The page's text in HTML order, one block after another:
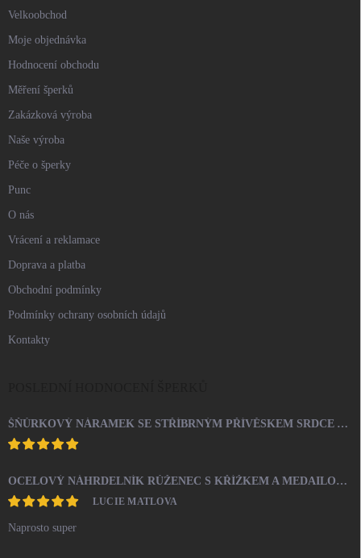
Velkoobchod
Moje objednávka
Hodnocení obchodu
Měření šperků
Zakázková výroba
Naše výroba
Péče o šperky
Punc
O nás
Vrácení a reklamace
Doprava a platba
Obchodní podmínky
Podmínky ochrany osobních údajů
Kontakty
ŠŇŮRKOVÝ NÁRAMEK SE STŘÍBRNÝM PŘÍVĚSKEM SRDCE A KRYSTALY SWAROVSKI CRYSTAL (STŘÍBRO 925/1000)
OCELOVÝ NÁHRDELNÍK RŮŽENEC S KŘÍŽKEM A MEDAILONEM
LUCIE MATLOVA
Naprosto super